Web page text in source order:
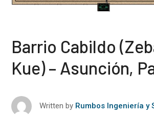
Barrio Cabildo
Kue) – Asunción,
Written by Rumbos Ingeniería y